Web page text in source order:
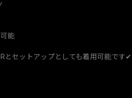
能
とセットアップとしても着用可能です✔︎